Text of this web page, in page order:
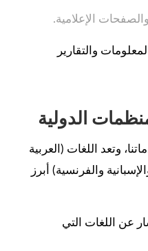
والصفحات الإعلامية.
والتقارير
الدولية
وتعد اللغات (العربية
والفرنسية) أبرز
عن اللغات التي